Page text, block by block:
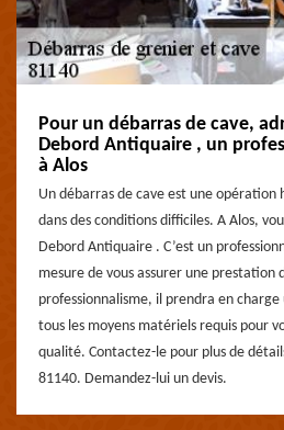
Pour un débarras de cave,
Debord Antiquaire , un
à Alos
Un débarras de cave est une
dans des conditions difficiles. A Alos,
Debord Antiquaire . C’est un
mesure de vous assurer une prestation
professionnalisme, il prendra en
tous les moyens matériels requis pour
qualité. Contactez-le pour plus de
81140. Demandez-lui un devis.